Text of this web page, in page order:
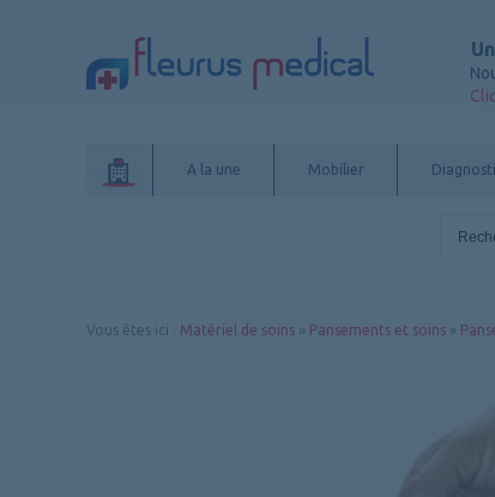
A la une Mobilier
Vous êtes ici Matériel de soins » Pansements et soins »